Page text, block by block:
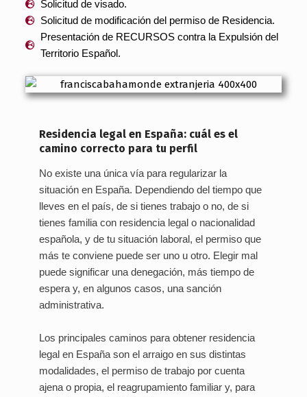
Solicitud de visado.
Solicitud de modificación del permiso de Residencia.
Presentación de RECURSOS contra la Expulsión del
Territorio Español.
Residencia legal en España: cuál es el
camino correcto para tu perfil
No existe una única vía para regularizar la
situación en España. Dependiendo del tiempo que
lleves en el país, de si tienes trabajo o no, de si
tienes familia con residencia legal o nacionalidad
española, y de tu situación laboral, el permiso que
más te conviene puede ser uno u otro. Elegir mal
puede significar una denegación, más tiempo de
espera y, en algunos casos, una sanción
administrativa.
Los principales caminos para obtener residencia
legal en España son el arraigo en sus distintas
modalidades, el permiso de trabajo por cuenta
ajena o propia, el reagrupamiento familiar y, para